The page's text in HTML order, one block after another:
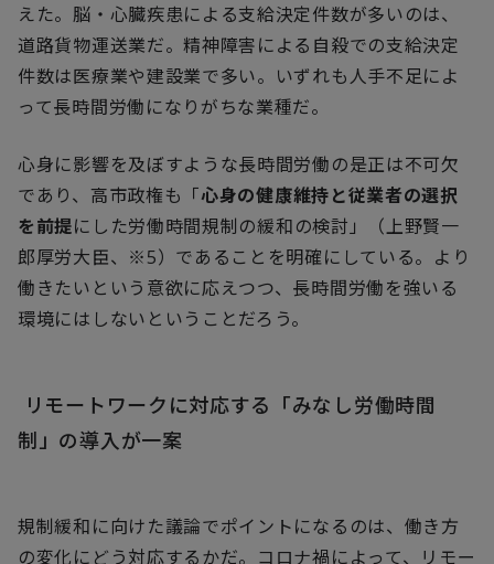
えた。脳・心臓疾患による支給決定件数が多いのは、
道路貨物運送業だ。精神障害による自殺での支給決定
件数は医療業や建設業で多い。いずれも人手不足によ
って長時間労働になりがちな業種だ。
心身に影響を及ぼすような長時間労働の是正は不可欠
であり、高市政権も「心身の健康維持と従業者の選択
を前提にした労働時間規制の緩和の検討」（上野賢一
郎厚労大臣、※5）であることを明確にしている。より
働きたいという意欲に応えつつ、長時間労働を強いる
環境にはしないということだろう。
リモートワークに対応する「みなし労働時間
制」の導入が一案
規制緩和に向けた議論でポイントになるのは、働き方
の変化にどう対応するかだ。コロナ禍によって、リモー